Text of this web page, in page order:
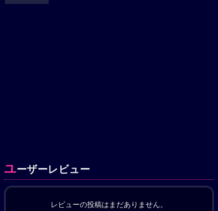
ユーザーレビュー
レビューの投稿はまだありません。